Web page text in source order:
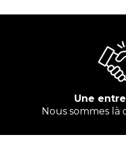
Une
Nous sommes